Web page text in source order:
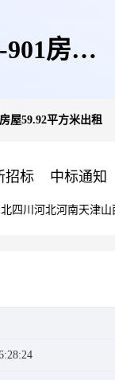
房屋
屋59.92平方米出租
招标 中标通知
四川 河北河南天津山